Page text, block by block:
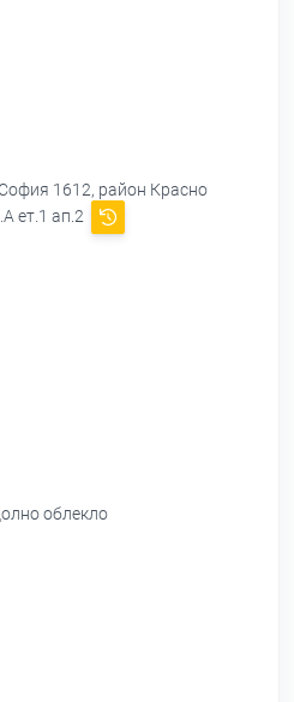
1612, район Красно
ет.1 ап.2
облекло